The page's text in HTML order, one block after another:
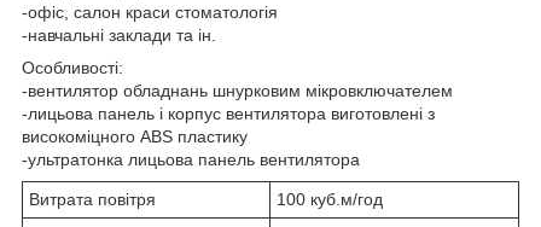
-офіс, салон краси стоматологія
-навчальні заклади та ін.
Особливості:
-вентилятор обладнань шнурковим мікровключателем
-лицьова панель і корпус вентилятора виготовлені з
високоміцного ABS пластику
-ультратонка лицьова панель вентилятора
Витрата повітря
100 куб.м/год